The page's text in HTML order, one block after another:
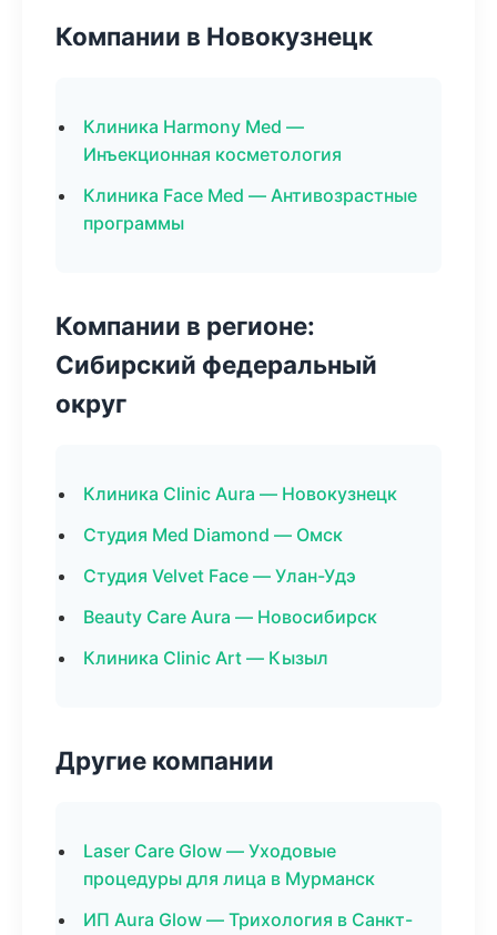
Компании в Новокузнецк
Клиника Harmony Med —
Инъекционная косметология
Клиника Face Med — Антивозрастные
программы
Компании в регионе:
Сибирский федеральный
округ
Клиника Clinic Aura — Новокузнецк
Студия Med Diamond — Омск
Студия Velvet Face — Улан-Удэ
Beauty Care Aura — Новосибирск
Клиника Clinic Art — Кызыл
Другие компании
Laser Care Glow — Уходовые
процедуры для лица в Мурманск
ИП Aura Glow — Трихология в Санкт-